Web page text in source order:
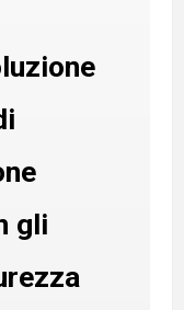
gli